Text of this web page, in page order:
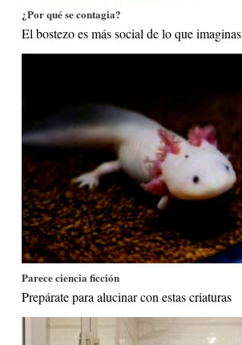
¿Por qué se contagia?
El bostezo es más social de lo que imaginas
Parece ciencia ficción
Prepárate para alucinar con estas criaturas